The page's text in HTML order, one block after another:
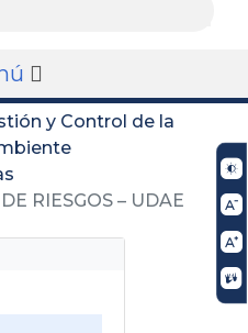
y Control de la
RIESGOS – UDAE